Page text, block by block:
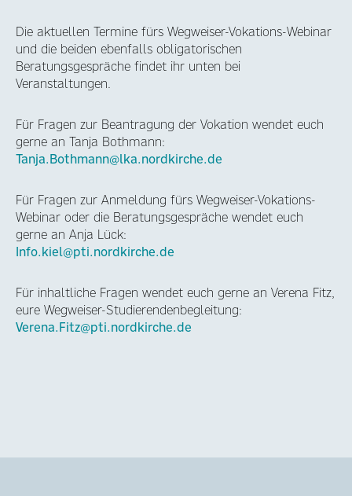
Die aktuellen Termine fürs Wegweiser-Vokations-Webinar
und die beiden ebenfalls obligatorischen
Beratungsgespräche findet ihr unten bei
Veranstaltungen.
Für Fragen zur Beantragung der Vokation wendet euch
gerne an Tanja Bothmann:
Tanja.Bothmann@lka.nordkirche.de
Für Fragen zur Anmeldung fürs Wegweiser-Vokations-
Webinar oder die Beratungsgespräche wendet euch
gerne an Anja Lück:
Info.kiel@pti.nordkirche.de
Für inhaltliche Fragen wendet euch gerne an Verena Fitz,
eure Wegweiser-Studierendenbegleitung:
Verena.Fitz@pti.nordkirche.de